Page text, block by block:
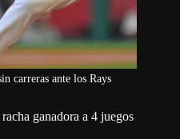
carreras ante los Rays
ganadora a 4 juegos